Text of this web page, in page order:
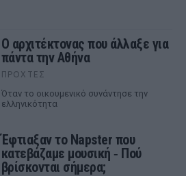
Ο αρχιτέκτονας που άλλαξε για
πάντα την Αθήνα
ΠΡΟΧΤΈΣ
Όταν το οικουμενικό συνάντησε την
ελληνικότητα
Έφτιαξαν το Napster που
κατεβάζαμε μουσική ‑ Πού
βρίσκονται σήμερα;